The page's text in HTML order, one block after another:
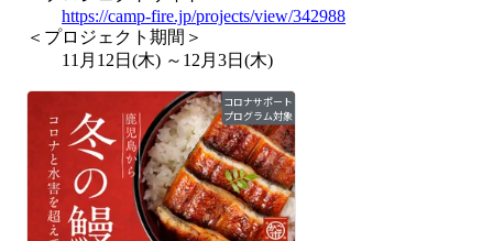
https://camp-fire.jp/projects/view/342988
＜プロジェクト期間＞
11月12日(木) ～12月3日(木)